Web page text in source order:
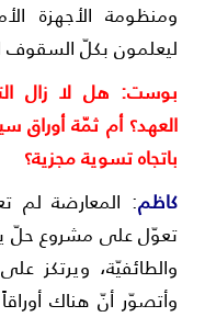
الأجهزة
بكلّ السقوف
هل لا زال
أم ثمّة أوراق
تسوية مجزية؟
: المعارضة لم
على مشروع حلّ
ويرتكز على
أنّ هناك أوراقاً